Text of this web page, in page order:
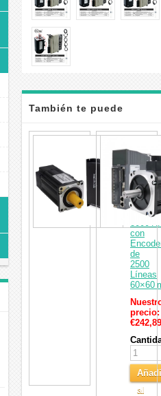
También te puede
interesar
de
AC
400 W
60 V
8.4 A
1.27
3000
con
de
2500
Líneas
60×60
precio:
€242,89
al